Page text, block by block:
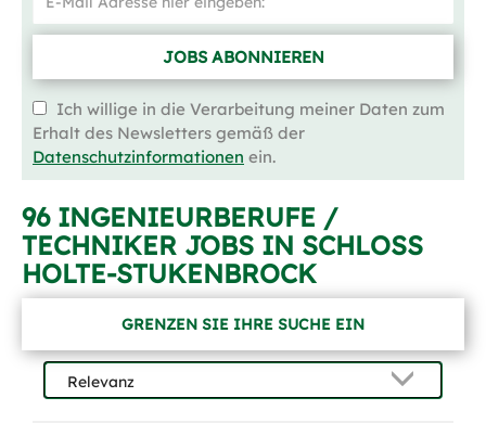
JOBS ABONNIEREN
Ich willige in die Verarbeitung meiner Daten zum
Erhalt des Newsletters gemäß der
Datenschutzinformationen ein.
96 INGENIEURBERUFE /
TECHNIKER JOBS IN SCHLOSS H
OLTE-STUKENBROCK
GRENZEN SIE IHRE SUCHE EIN